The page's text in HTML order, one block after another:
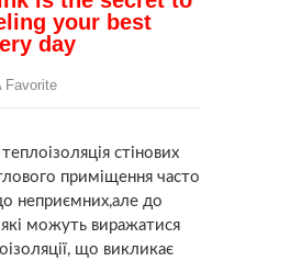
стінових
приміщення часто
неприємних,але до
які можуть виражатися
що викликає